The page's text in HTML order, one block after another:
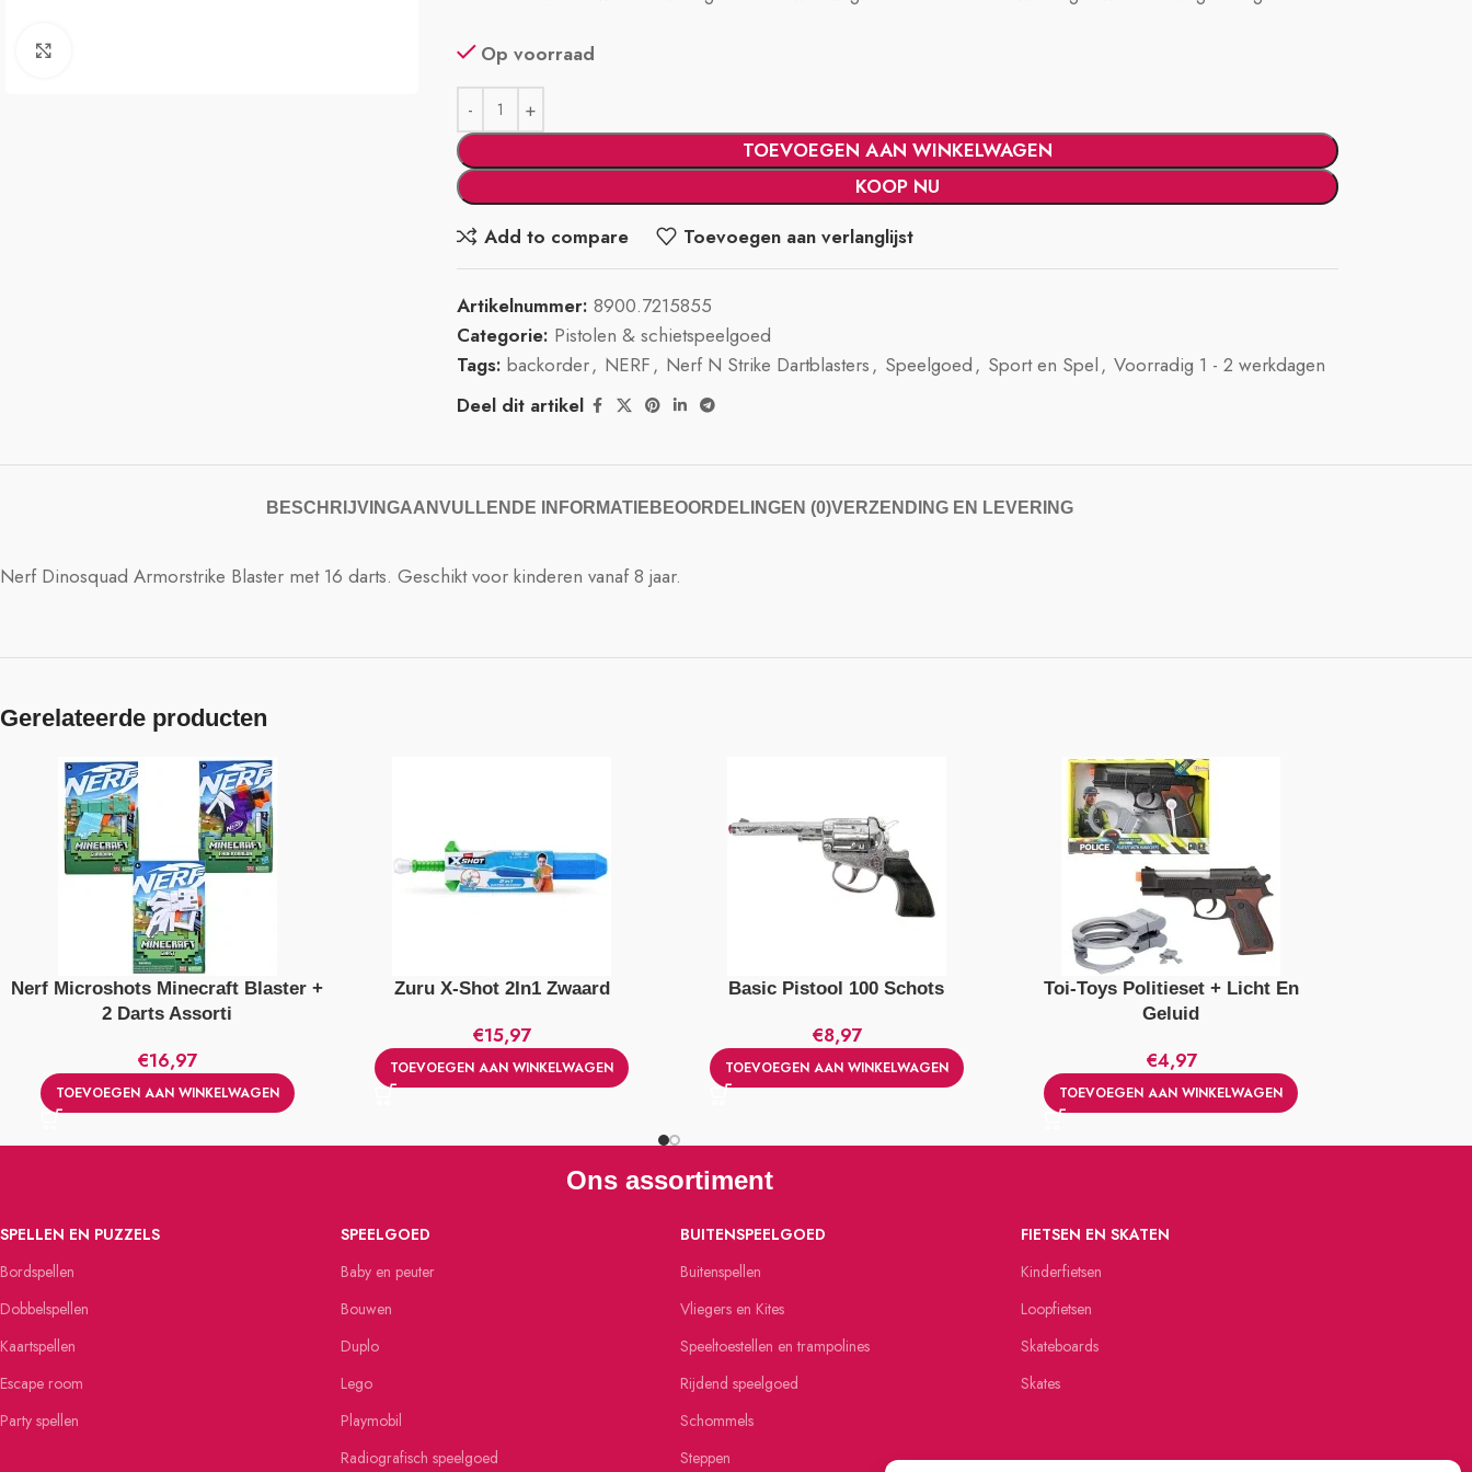
Op voorraad
TOEVOEGEN AAN WINKELWAGEN
KOOP NU
Add to compare
Toevoegen aan verlanglijst
Artikelnummer:8900.7215855
Categorie: Pistolen & schietspeelgoed
Tags: backorder, NERF, Nerf N Strike Dartblasters, Speelgoed, Sport en Spel, Voorradig 1 - 2 werkdagen
Deel dit artikel
BESCHRIJVINGAANVULLENDE INFORMATIE BEOORDELINGEN (0)VERZENDING EN LEVERING
Nerf Dinosquad Armorstrike Blaster met 16 darts. Geschikt voor kinderen vanaf 8 jaar.
Gerelateerde producten
Nerf Microshots Minecraft Blaster +
2 Darts Assorti
€16,97
TOEVOEGEN AAN WINKELWAGEN
Zuru X-Shot 2In1 Zwaard
€15,97
TOEVOEGEN AAN WINKELWAGEN
Basic Pistool 100 Schots
€8,97
TOEVOEGEN AAN WINKELWAGEN
Toi-Toys Politieset + Licht En
Geluid
€4,97
TOEVOEGEN AAN WINKELWAGEN
Ons assortiment
SPELLEN EN PUZZELS
Bordspellen
Dobbelspellen
Kaartspellen
Escape room
Party spellen
SPEELGOED
Baby en peuter
Bouwen
Duplo
Lego
Playmobil
Radiografisch speelgoed
BUITENSPEELGOED
Buitenspellen
Vliegers en Kites
Speeltoestellen en trampolines
Rijdend speelgoed
Schommels
Steppen
FIETSEN EN SKATEN
Kinderfietsen
Loopfietsen
Skateboards
Skates